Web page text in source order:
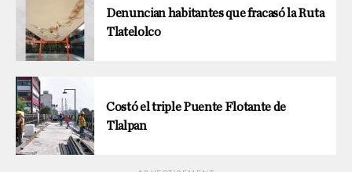
Denuncian habitantes que fracasó la Ruta
Tlatelolco
Costó el triple Puente Flotante de
Tlalpan